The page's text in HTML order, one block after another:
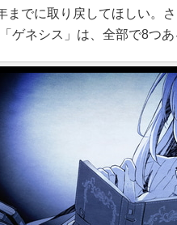
までに取り戻してほしい。
ゲネシス」は、全部で8つあ